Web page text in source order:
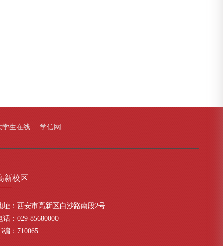
学生在线 | 学信网
新校区
址：西安市高新区白沙路南段2号
话：029-85680000
编：710065